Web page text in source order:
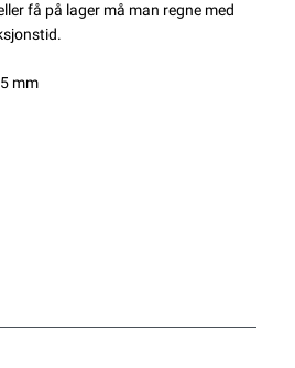
få på lager må man regne med
mm